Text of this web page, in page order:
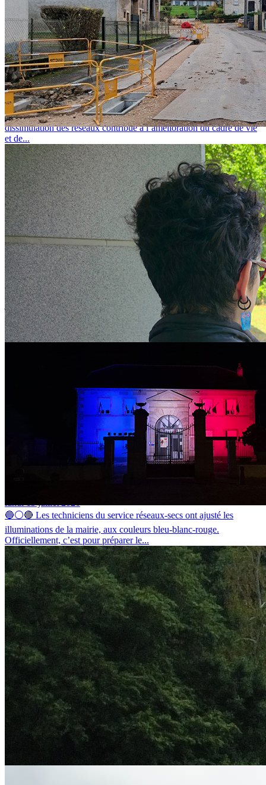
L'actualité des réseaux-secs
lundi 20 juillet 2026
APPEL À PROJETS DISSIMULATION DES RÉSEAUX
ENTERRER LES RÉSEAUX : POUR QUOI FAIRE ? La
dissimulation des réseaux contribue à l’amélioration du cadre de vie
et de...
Appel à projets Maîtrise de l’Énergie des Bâtiments 2026-2028
jeudi 16 juillet 2026
MAÎTRISE DE L’ÉNERGIE DES BÂTIMENTS : COMMENT
RÉDUIRE DURABLEMENT LES CONSOMMATIONS ? Afin
d'accompagner les collectivités dans la...
🔵⚪🔴 Les techniciens du service réseaux-secs ont ajusté les
illuminations de la mairie, aux couleurs bleu-blanc-rouge.
Officiellement, c’est pour préparer le...
Installation d’ombrières photovoltaïques au siège social du SIED 70
mardi 7 juillet 2026
INSTALLATION D’OMBRIÈRES PHOTOVOLTAÏQUES AU
SIÈGE SOCIAL DU SIED 70 DANS UNE LOGIQUE DE
RENFORCEMENT DE SON AUTONOMIE ÉNERGÉTIQUE
ET DE MAÎTRISE DE SES DÉPENSES, LE SIED 70 A